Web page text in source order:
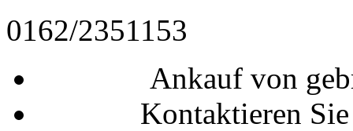
0162/2351153
Ankauf von
Kontaktieren